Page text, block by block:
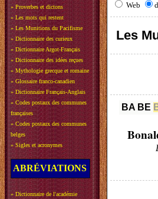
» Proverbes et dictons
» Les mots qui restent
» Les Munitions du Pacifisme
» Dictionnaire des curieux
» Dictionnaire Argot-Français
» Dictionnaire des idées reçues
» Mythologie grecque et romaine
» Glossaire franco-canadien
» Dictionnaire Français-Anglais
» Codes postaux des communes
françaises
» Codes postaux des communes
belges
» Sigles et acronymes
ABRÉVIATIONS
» Dictionnaire de l'académie
Web
Les
BA BE